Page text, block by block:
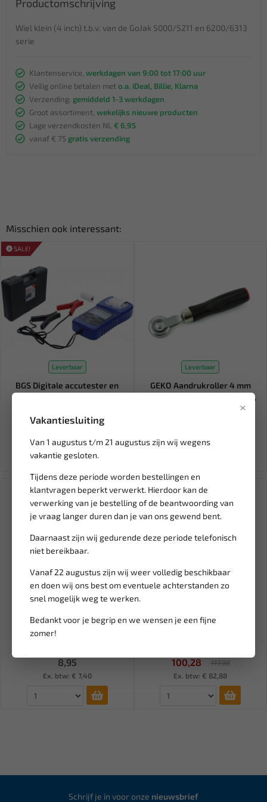
×
Vakantiesluiting
Van 1 augustus t/m 21 augustus zijn wij wegens
vakantie gesloten.
Tijdens deze periode worden bestellingen en
klantvragen beperkt verwerkt. Hierdoor kan de
verwerking van je bestelling of de beantwoording van
je vraag langer duren dan je van ons gewend bent.
Daarnaast zijn wij gedurende deze periode telefonisch
niet bereikbaar.
Vanaf 22 augustus zijn wij weer volledig beschikbaar
en doen wij ons best om eventuele achterstanden zo
snel mogelijk weg te werken.
Bedankt voor je begrip en we wensen je een fijne
zomer!
Productomschrijving
Wiel klein (4 inch) t.b.v. van de GoJak 5000/5211 en 6200/6313
serie
Klantenservice, werkdagen van 9:00 tot 17:00 uur
Veilig online betalen met o.a. iDeal, Billie, Klarna
Verzending: gemiddeld 1-3 werkdagen
Groot assortiment, wekelijks nieuwe producten
Lage verzendkosten NL € 6,95
vanaf € 75 gratis verzending
Misschien ook interessant:
SALE!
Leverbaar
BGS Digitale accutester en
202,08
254,73
Ex. btw: € 167,01
Leverbaar
GEKO Aandrukroller 4 mm
voor bandenreparatie en pr...
Ex. btw: € 6,57
Leverbaar
Work Plus Pijpsleutel set W-
31410
8,95
Ex. btw: € 7,40
SALE!
FORCE 1/2" Ratelset 6-delig
100,28
117,98
Ex. btw: € 82,88
Schrijf je in voor onze nieuwsbrief